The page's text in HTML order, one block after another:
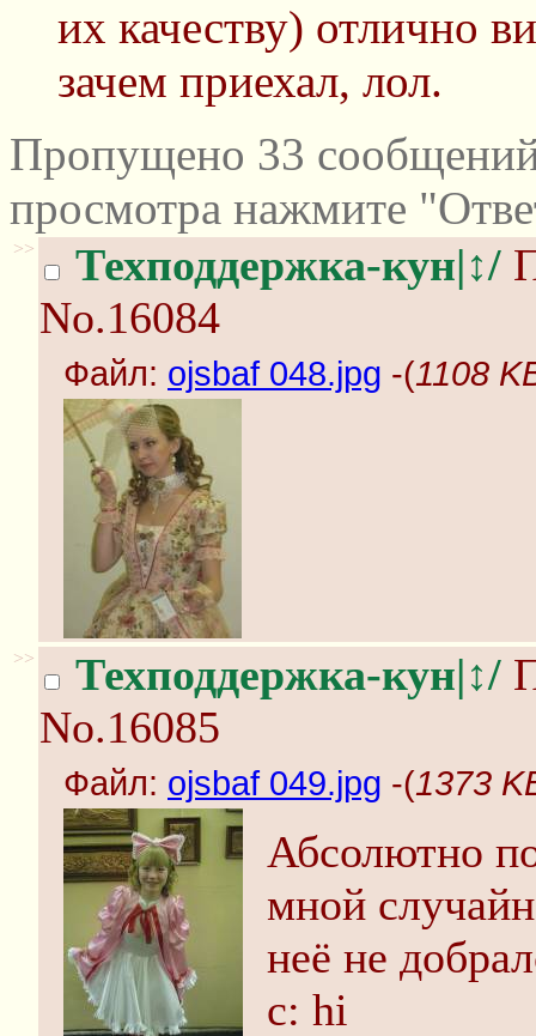
их качеству) отлично
зачем приехал, лол.
Пропущено 33
просмотра нажмите
>> Техподдержка-кун|↕/
No.16084
Файл: ojsbaf 048.jpg -(1108
>> Техподдержка-кун|↕/
No.16085
Файл: ojsbaf 049.jpg -(1373
Абсолютно
мной
неё не
c: hi